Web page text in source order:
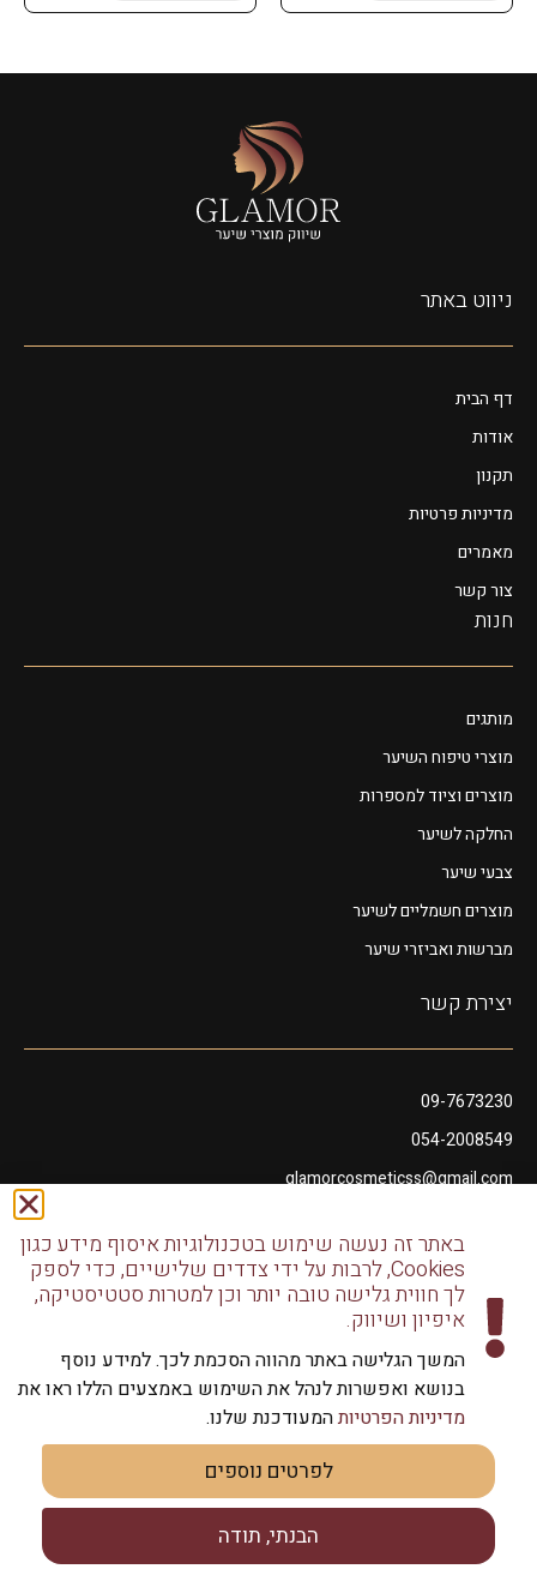
ניווט באתר
דף הבית
אודות
תקנון
מדיניות פרטיות
מאמרים
צור קשר
חנות
מותגים
מוצרי טיפוח השיער
מוצרים וציוד למספרות
החלקה לשיער
צבעי שיער
מוצרים חשמליים לשיער
מברשות ואביזרי שיער
יצירת קשר
09-7673230
054-2008549
glamorcosmeticss@gmail.com
דודו דותן 10, נתניה
כל הזכויות שמורות לגלמור שיווק מוצרי שיער | שיווק למספרות
וליחידים
באתר זה נעשה שימוש בטכנולוגיות איסוף מידע כגון
Cookies, לרבות על ידי צדדים שלישיים, כדי לספק
לך חווית גלישה טובה יותר וכן למטרות סטטיסטיקה,
איפיון ושיווק.
המשך הגלישה באתר מהווה הסכמת לכך. למידע נוסף
בנושא ואפשרות לנהל את השימוש באמצעים הללו ראו את
מדיניות הפרטיותהמעודכנת שלנו.
לפרטים נוספים
הבנתי, תודה